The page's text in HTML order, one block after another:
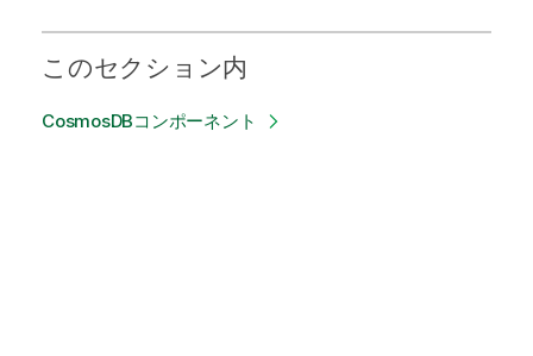
このセクション内
CosmosDBコンポーネント